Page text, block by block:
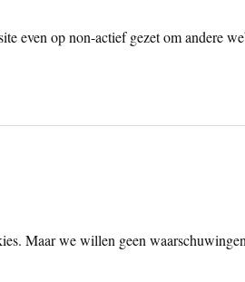
even op non-actief gezet om andere
Maar we willen geen